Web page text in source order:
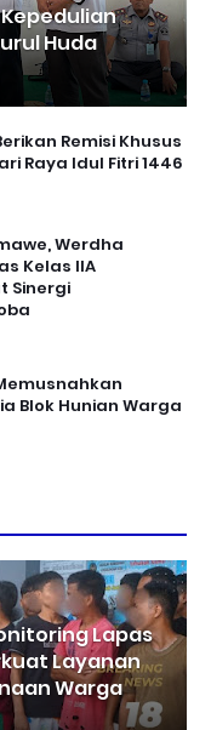
Huda
Remisi Khusus
Raya Idul Fitri 1446
Werdha
Kelas IIA
Sinergi
Blok Hunian Warga
Lapas
Layanan
Warga